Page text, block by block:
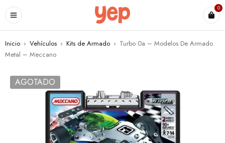
0
Inicio › Vehículos › Kits de Armado › Turbo 0a – Modelos De Armado
Metal – Meccano
AGOTADO